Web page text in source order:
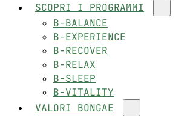
SCOPRI I PROGRAMMI
B-BALANCE
B-EXPERIENCE
B-RECOVER
B-RELAX
B-SLEEP
B-VITALITY
VALORI BONGAE